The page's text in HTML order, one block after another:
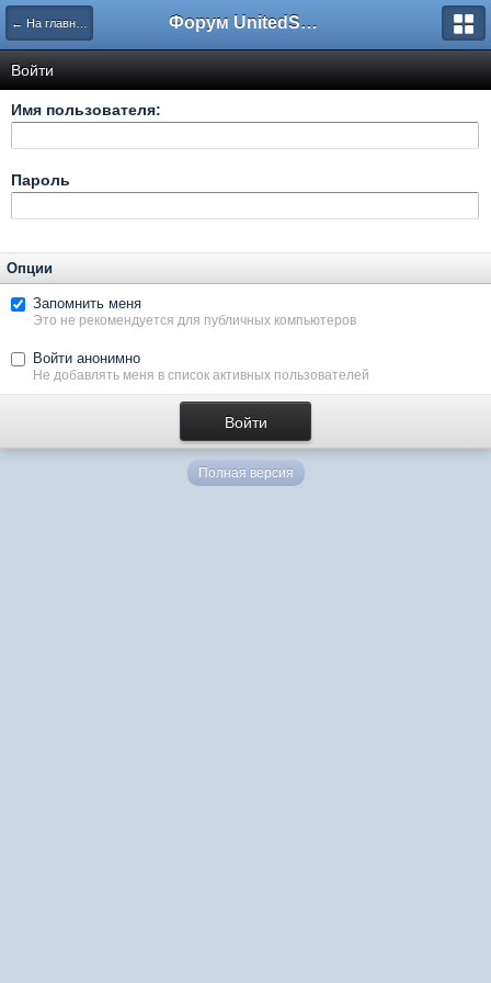
← На главную Форум UnitedSouth
Войти
Имя пользователя:
Пароль
Опции
Запомнить меня
Это не рекомендуется для публичных компьютеров
Войти анонимно
Не добавлять меня в список активных пользователей
Полная версия